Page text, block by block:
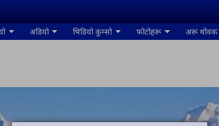
अडियो भिडियो कुम्सो फोटोहरू अरू थोवक